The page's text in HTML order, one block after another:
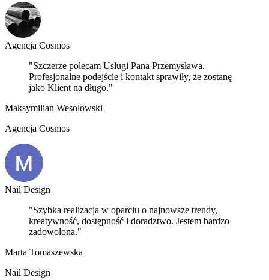
Agencja Cosmos
"Szczerze polecam Usługi Pana Przemysława.
Profesjonalne podejście i kontakt sprawiły, że zostanę
jako Klient na długo."
Maksymilian Wesołowski
Agencja Cosmos
Nail Design
"Szybka realizacja w oparciu o najnowsze trendy,
kreatywność, dostępność i doradztwo. Jestem bardzo
zadowolona."
Marta Tomaszewska
Nail Design